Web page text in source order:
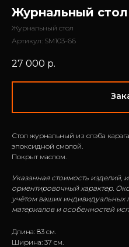
Журнальный стол
Журнальный стол
Артикул: SM103-66
27 000 р.
Стол журнальный из слэба
эпоксидной смолой.
Покрыт маслом.
Указанная стоимость изделий,
ориентировочный характер.
учётом ваших индивидуальных
материалов и особенностей
Длина: 83 см.
Ширина: 37 см.